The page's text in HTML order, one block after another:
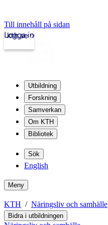
Till innehåll på sidan
kth.se
Logga in
Utbildning
Forskning
Samverkan
Om KTH
Bibliotek
Sök
English
Meny
KTH Näringsliv och samhälle
Bidra i utbildningen